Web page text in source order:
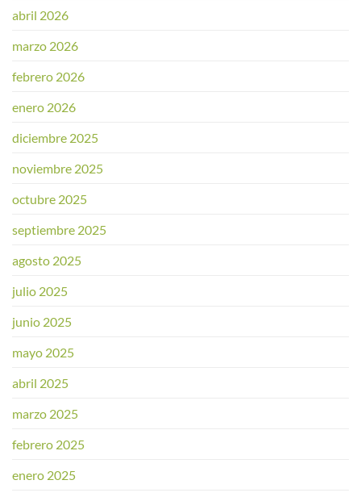
abril 2026
marzo 2026
febrero 2026
enero 2026
diciembre 2025
noviembre 2025
octubre 2025
septiembre 2025
agosto 2025
julio 2025
junio 2025
mayo 2025
abril 2025
marzo 2025
febrero 2025
enero 2025